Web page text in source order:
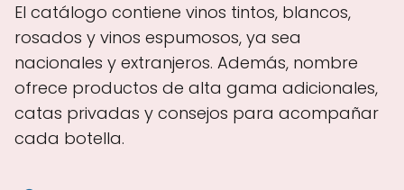
El catálogo contiene vinos tintos, blancos,
rosados y vinos espumosos, ya sea
nacionales y extranjeros. Además, nombre
ofrece productos de alta gama adicionales,
catas privadas y consejos para acompañar
cada botella.